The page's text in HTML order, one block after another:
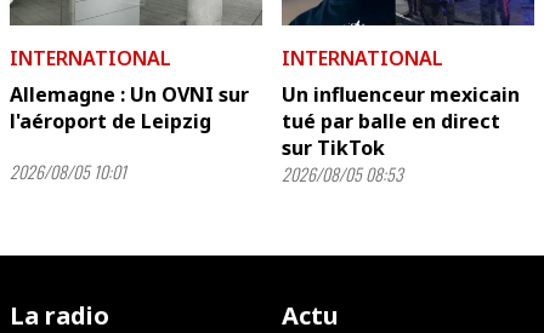
INTERNATIONAL
Allemagne : Un OVNI sur
l'aéroport de Leipzig
2026/08/05 10:01
INTERNATIONAL
Un influenceur mexicain
tué par balle en direct
sur TikTok
2026/08/05 08:53
La radio Actu